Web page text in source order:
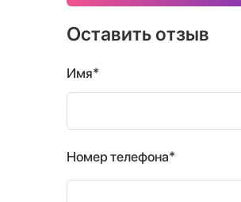
Оставить отзыв
Имя*
Номер телефона*